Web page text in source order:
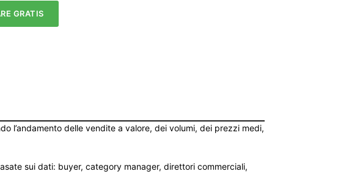
GRATIS
l’andamento delle vendite a valore, dei volumi, dei prezzi medi,
sui dati: buyer, category manager, direttori commerciali,